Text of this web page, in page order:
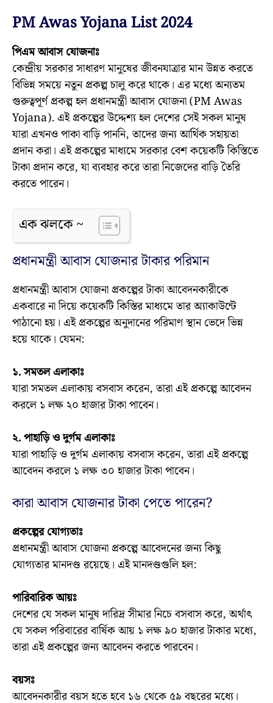
PM Awas Yojana List 2024
পিএম আবাস যোজনাঃ
কেন্দ্রীয় সরকার সাধারণ মানুষের জীবনযাত্রার মান উন্নত করতে
বিভিন্ন সময়ে নতুন প্রকল্প চালু করে থাকে। এর মধ্যে অন্যতম
গুরুত্বপূর্ণ প্রকল্প হল প্রধানমন্ত্রী আবাস যোজনা (PM Awas
Yojana). এই প্রকল্পের উদ্দেশ্য হল দেশের সেই সকল মানুষ
যারা এখনও পাকা বাড়ি পাননি, তাদের জন্য আর্থিক সহায়তা
প্রদান করা। এই প্রকল্পের মাধ্যমে সরকার বেশ কয়েকটি কিস্তিতে
টাকা প্রদান করে, যা ব্যবহার করে তারা নিজেদের বাড়ি তৈরি
করতে পারেন।
এক ঝলকে ~
প্রধানমন্ত্রী আবাস যোজনার টাকার পরিমান
প্রধানমন্ত্রী আবাস যোজনা প্রকল্পের টাকা আবেদনকারীকে
একবারে না দিয়ে কয়েকটি কিস্তির মাধ্যমে তার অ্যাকাউন্টে
পাঠানো হয়। এই প্রকল্পের অনুদানের পরিমাণ স্থান ভেদে ভিন্ন
হয়ে থাকে। যেমন:
১. সমতল এলাকাঃ
যারা সমতল এলাকায় বসবাস করেন, তারা এই প্রকল্পে আবেদন
করলে ১ লক্ষ ২০ হাজার টাকা পাবেন।
২. পাহাড়ি ও দুর্গম এলাকাঃ
যারা পাহাড়ি ও দুর্গম এলাকায় বসবাস করেন, তারা এই প্রকল্পে
আবেদন করলে ১ লক্ষ ৩০ হাজার টাকা পাবেন।
কারা আবাস যোজনার টাকা পেতে পারেন?
প্রকল্পের যোগ্যতাঃ
প্রধানমন্ত্রী আবাস যোজনা প্রকল্পে আবেদনের জন্য কিছু
যোগ্যতার মানদণ্ড রয়েছে। এই মানদণ্ডগুলি হল:
পারিবারিক আয়ঃ
দেশের যে সকল মানুষ দারিদ্র সীমার নিচে বসবাস করে, অর্থাৎ
যে সকল পরিবারের বার্ষিক আয় ১ লক্ষ ৯০ হাজার টাকার মধ্যে,
তারা এই প্রকল্পের জন্য আবেদন করতে পারবেন।
বয়সঃ
আবেদনকারীর বয়স হতে হবে ১৬ থেকে ৫৯ বছরের মধ্যে।